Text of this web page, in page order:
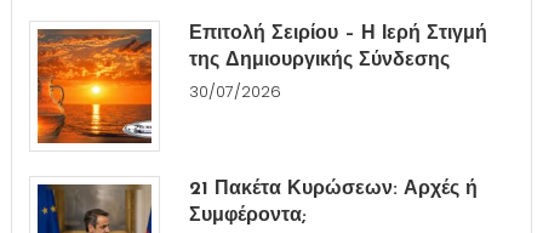
Επιτολή Σειρίου – Η Ιερή Στιγμή
της Δημιουργικής Σύνδεσης
30/07/2026
21 Πακέτα Κυρώσεων: Αρχές ή
Συμφέροντα;